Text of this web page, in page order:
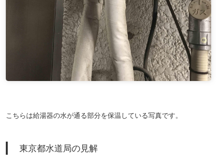
こちらは給湯器の水が通る部分を保温している写真です。
東京都水道局の見解